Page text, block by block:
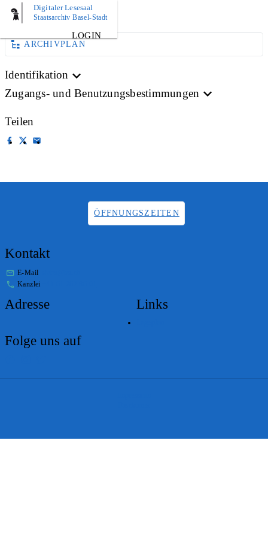
Digitaler Lesesaal
Staatsarchiv Basel-Stadt
LOGIN
AKTE
ARCHIVPLAN
Identifikation
Zugangs- und Benutzungsbestimmungen
Teilen
ÖFFNUNGSZEITEN
Kontakt
E-Mail
Kanzlei
Adresse Links
Folge uns auf